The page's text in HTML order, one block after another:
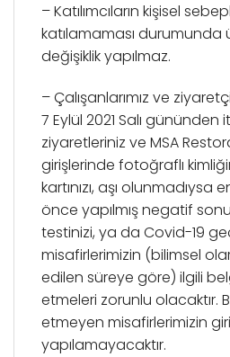
– Katılımcıların kişisel
katılamaması
değişiklik yapılmaz.
– Çalışanlarımız ve
7 Eylül 2021 Salı gününden
ziyaretleriniz ve MSA
girişlerinde fotoğraflı
kartınızı, aşı
önce yapılmış negatif
testinizi, ya da Covid-19
misafirlerimizin (bilimsel
edilen süreye göre) ilgili
etmeleri zorunlu olacaktır.
etmeyen misafirlerimizin
yapılamayacaktır.